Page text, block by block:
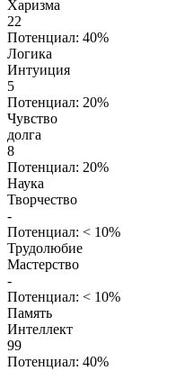
Харизма
22
Потенциал: 40%
Логика
Интуиция
5
Потенциал: 20%
Чувство
долга
8
Потенциал: 20%
Наука
Творчество
-
Потенциал: < 10%
Трудолюбие
Мастерство
-
Потенциал: < 10%
Память
Интеллект
99
Потенциал: 40%